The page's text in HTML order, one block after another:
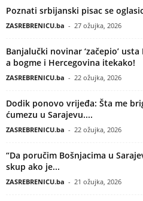
Poznati srbijanski pisac se
ZASREBRENICU.ba - 27 ožujka, 2026
Banjalučki novinar ‘začepio’
a bogme i Hercegovina itekako!
ZASREBRENICU.ba - 22 ožujka, 2026
Dodik ponovo vrijeđa: Šta me
ćumezu u Sarajevu....
ZASREBRENICU.ba - 22 ožujka, 2026
“Da poručim Bošnjacima u
skup ako je...
ZASREBRENICU.ba - 21 ožujka, 2026